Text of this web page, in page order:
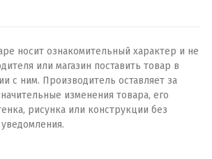
носит ознакомительный характер и не
или магазин поставить товар в
с ним. Производитель оставляет за
изменения товара, его
рисунка или конструкции без